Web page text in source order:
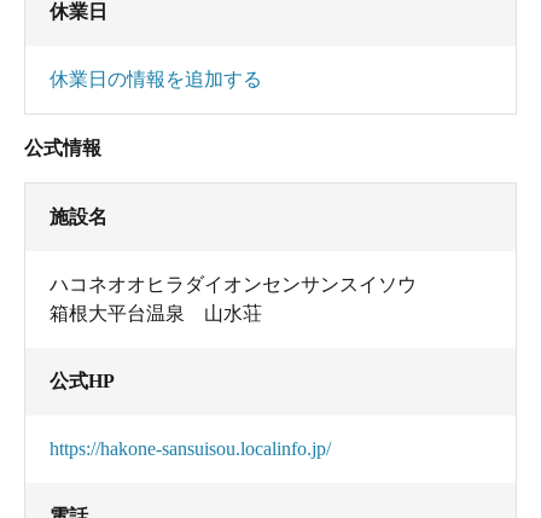
休業日
休業日の情報を追加する
公式情報
施設名
ハコネオオヒラダイオンセンサンスイソウ
箱根大平台温泉 山水荘
公式HP
https://hakone-sansuisou.localinfo.jp/